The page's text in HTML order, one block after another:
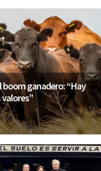
ganadero: “Hay